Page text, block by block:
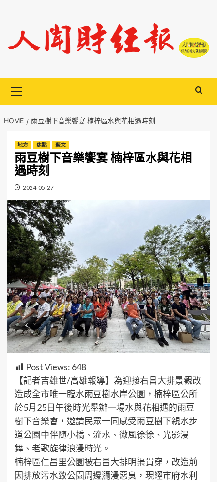
content
Menu
HOME 雨豆樹下音樂饗宴 楠梓區水與花相遇時刻
地方 焦點 藝文
雨豆樹下音樂饗宴 楠梓區水與花相
遇時刻
2024-05-27
Post Views: 648
【記者吉雄世/高雄報導】為迎接右昌大排景觀改
造成全市唯一臨水雨豆樹水岸公園，楠梓區公所
於5月25日午後時光舉辦一場水與花相遇的雨豆
樹下音樂會，邀請民眾一同感受雨豆樹下親水步
道公園中伴隨小橋、流水、微風徐徐、光影漫
舞、老歌旋律浪漫時光。
楠梓區仁昌里公園被右昌大排明渠貫穿，改造前
因排放污水致公園周邊瀰漫惡臭，現經市府水利